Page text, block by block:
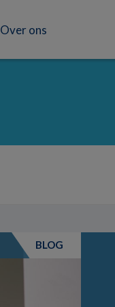
Over ons
BLOG